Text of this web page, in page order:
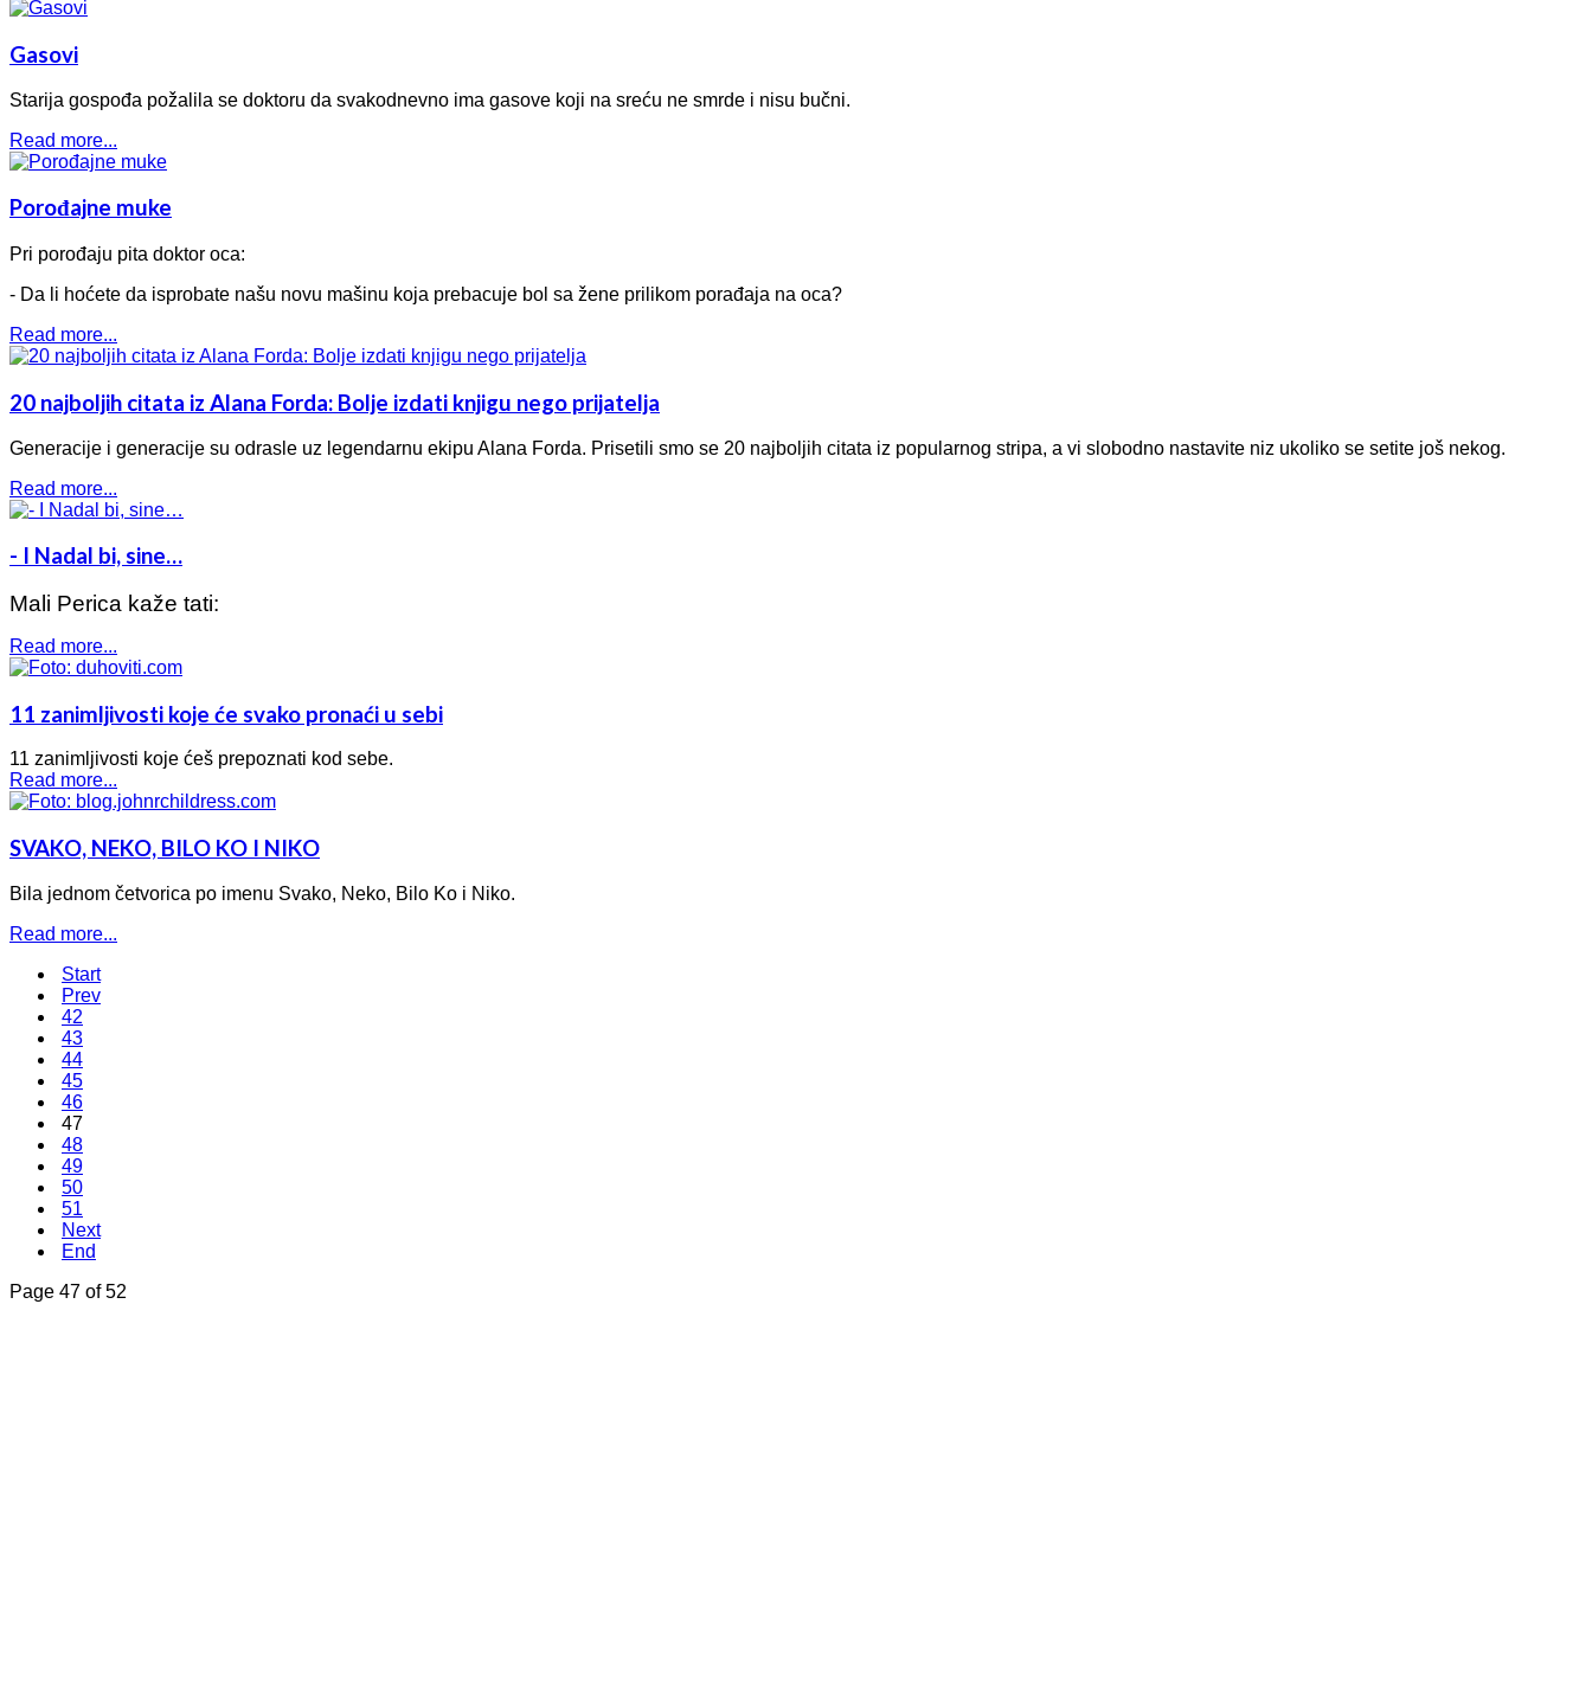
Gasovi
Starija gospođa požalila se doktoru da svakodnevno ima gasove koji na sreću ne smrde i nisu bučni.
Read more...
Porođajne muke
Pri porođaju pita doktor oca:
- Da li hoćete da isprobate našu novu mašinu koja prebacuje bol sa žene prilikom porađaja na oca?
Read more...
20 najboljih citata iz Alana Forda: Bolje izdati knjigu nego prijatelja
Generacije i generacije su odrasle uz legendarnu ekipu Alana Forda. Prisetili smo se 20 najboljih citata iz popularnog stripa, a vi slobodno nastavite niz ukoliko se setite još nekog.
Read more...
- I Nadal bi, sine…
Mali Perica kaže tati:
Read more...
11 zanimljivosti koje će svako pronaći u sebi
11 zanimljivosti koje ćeš prepoznati kod sebe.
Read more...
SVAKO, NEKO, BILO KO I NIKO
Bila jednom četvorica po imenu Svako, Neko, Bilo Ko i Niko.
Read more...
Start
Prev
42
43
44
45
46
47
48
49
50
51
Next
End
Page 47 of 52